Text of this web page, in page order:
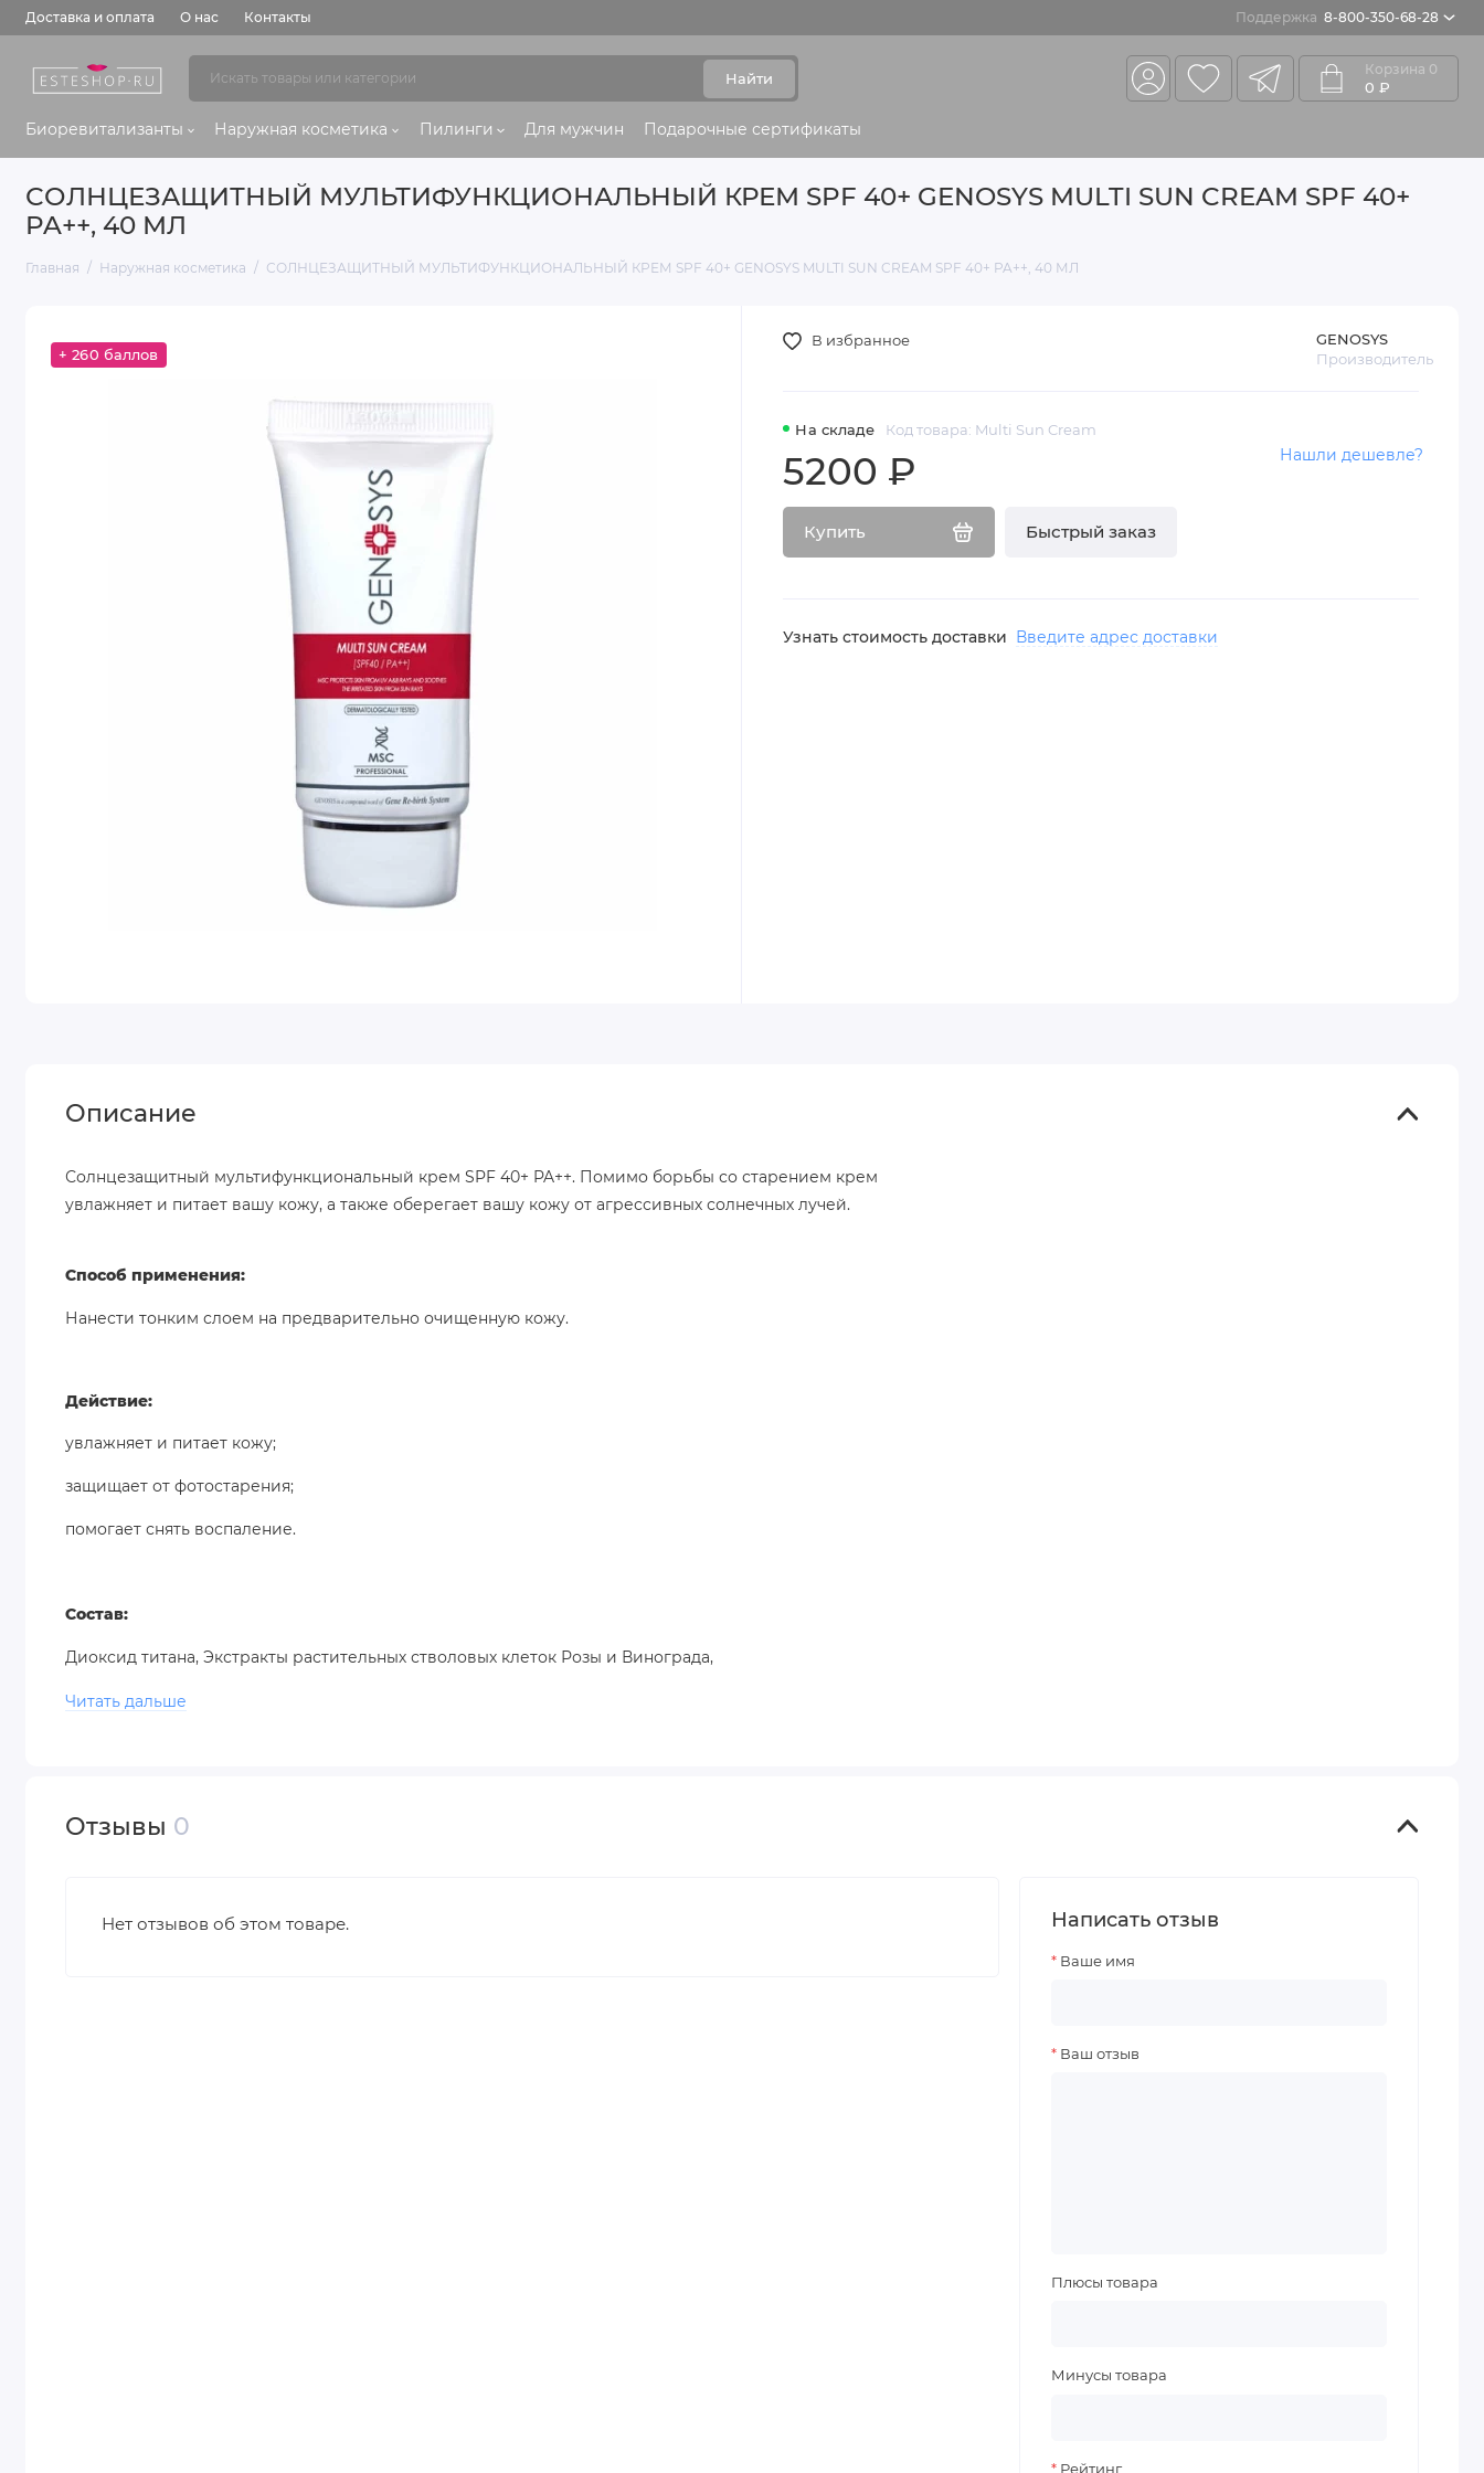
Доставка и оплата О нас Контакты Поддержка 8-800-350-68-28
Найти
Корзина 0
0 ₽
Биоревитализанты Наружная косметика Пилинги Для мужчин Подарочные сертификаты
СОЛНЦЕЗАЩИТНЫЙ МУЛЬТИФУНКЦИОНАЛЬНЫЙ КРЕМ SPF 40+ GENOSYS MULTI SUN CREAM SPF 40+
PA++, 40 МЛ
Главная Наружная косметика СОЛНЦЕЗАЩИТНЫЙ МУЛЬТИФУНКЦИОНАЛЬНЫЙ КРЕМ SPF 40+ GENOSYS MULTI SUN CREAM SPF 40+ PA++, 40 МЛ
+ 260 баллов
На складе Код товара: Multi Sun Cream
GENOSYS
Производитель
5200 ₽
Купить Быстрый заказ
Нашли дешевле?
В избранное
Узнать стоимость доставки Введите адрес доставки
Описание
Солнцезащитный мультифункциональный крем SPF 40+ PA++. Помимо борьбы со старением крем
увлажняет и питает вашу кожу, а также оберегает вашу кожу от агрессивных солнечных лучей.
Способ применения:
Нанести тонким слоем на предварительно очищенную кожу.
Действие:
увлажняет и питает кожу;
защищает от фотостарения;
помогает снять воспаление.
Состав:
Диоксид титана, Экстракты растительных стволовых клеток Розы и Винограда,
Экстракт Центеллы азиатской, Экстракт корня Шлемника байкальского, Лактобактерии/экстракт
Читать дальше
Отзывы 0
Нет отзывов об этом товаре. Написать отзыв
Ваше имя
Ваш отзыв
Плюсы товара
Минусы товара
Рейтинг